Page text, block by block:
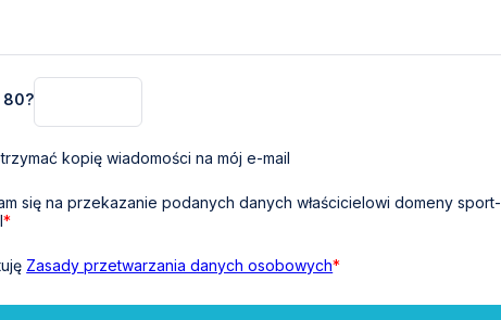
80?
kopię wiadomości na mój e-mail
się na przekazanie podanych danych właścicielowi domeny sport-
*
Zasady przetwarzania danych osobowych*